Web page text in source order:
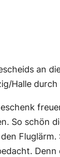
an
Halle
So schön